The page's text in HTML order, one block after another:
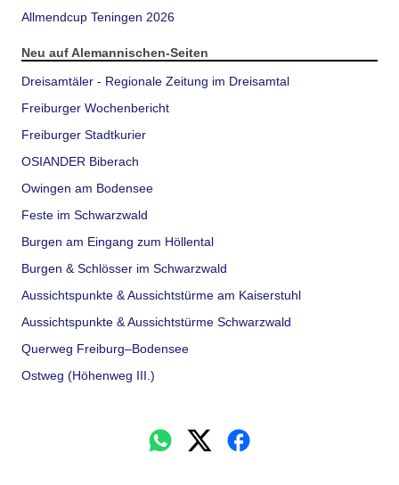
Allmendcup Teningen 2026
Neu auf Alemannischen-Seiten
Dreisamtäler - Regionale Zeitung im Dreisamtal
Freiburger Wochenbericht
Freiburger Stadtkurier
OSIANDER Biberach
Owingen am Bodensee
Feste im Schwarzwald
Burgen am Eingang zum Höllental
Burgen & Schlösser im Schwarzwald
Aussichtspunkte & Aussichtstürme am Kaiserstuhl
Aussichtspunkte & Aussichtstürme Schwarzwald
Querweg Freiburg–Bodensee
Ostweg (Höhenweg III.)